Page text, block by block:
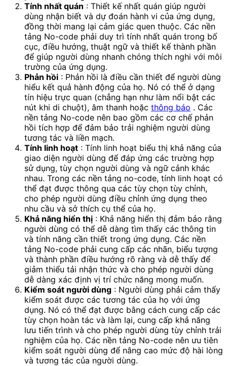
Tính nhất quán : Thiết kế nhất quán giúp người
dùng nhận biết và dự đoán hành vi của ứng dụng,
đồng thời mang lại cảm giác quen thuộc. Các nền
tảng No-code phải duy trì tính nhất quán trong bố
cục, điều hướng, thuật ngữ và thiết kế thành phần
để giúp người dùng nhanh chóng thích nghi với môi
trường của ứng dụng.
Phản hồi : Phản hồi là điều cần thiết để người dùng
hiểu kết quả hành động của họ. Nó có thể ở dạng
tín hiệu trực quan (chẳng hạn như làm nổi bật các
nút khi di chuột), âm thanh hoặc thông báo . Các
nền tảng No-code nên bao gồm các cơ chế phản
hồi tích hợp để đảm bảo trải nghiệm người dùng
tương tác và liền mạch.
Tính linh hoạt : Tính linh hoạt biểu thị khả năng của
giao diện người dùng để đáp ứng các trường hợp
sử dụng, tùy chọn người dùng và ngữ cảnh khác
nhau. Trong các nền tảng no-code, tính linh hoạt có
thể đạt được thông qua các tùy chọn tùy chỉnh,
cho phép người dùng điều chỉnh ứng dụng theo
nhu cầu và sở thích cụ thể của họ.
Khả năng hiển thị : Khả năng hiển thị đảm bảo rằng
người dùng có thể dễ dàng tìm thấy các thông tin
và tính năng cần thiết trong ứng dụng. Các nền
tảng No-code phải cung cấp các nhãn, biểu tượng
và thành phần điều hướng rõ ràng và dễ thấy để
giảm thiểu tải nhận thức và cho phép người dùng
dễ dàng xác định vị trí chức năng mong muốn.
Kiểm soát người dùng : Người dùng phải cảm thấy
kiểm soát được các tương tác của họ với ứng
dụng. Nó có thể đạt được bằng cách cung cấp các
tùy chọn hoàn tác và làm lại, cung cấp khả năng
lưu tiến trình và cho phép người dùng tùy chỉnh trải
nghiệm của họ. Các nền tảng No-code nên ưu tiên
kiểm soát người dùng để nâng cao mức độ hài lòng
và tương tác của người dùng.